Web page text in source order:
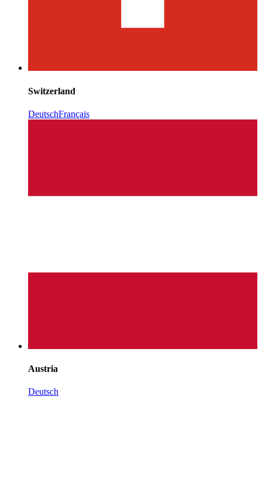
Switzerland
DeutschFrançais
Austria
Deutsch